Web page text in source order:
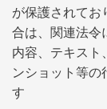
が保護されてお
合は、関連法令
内容、テキスト
ンショット等の
す